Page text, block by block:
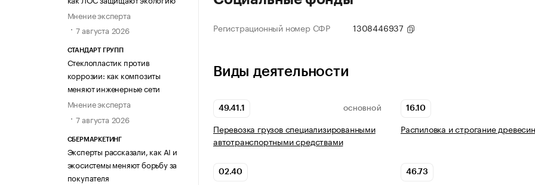
Мнение эксперта
7 августа 2026
СТАНДАРТ ГРУПП
Стеклопластик против
коррозии: как композиты
меняют инженерные сети
Мнение эксперта
7 августа 2026
СБЕРМАРКЕТИНГ
Эксперты рассказали, как AI и
экосистемы меняют борьбу за
покупателя
Регистрационный номер СФР 1308446937
Виды деятельности
49.41.1 ОСНОВНОЙ
Перевозка грузов специализированными
автотранспортными средствами
16.10
Распиловка и строгание
02.40 46.73